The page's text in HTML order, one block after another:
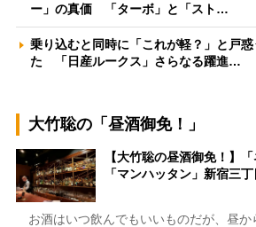
ー」の真価 「ターボ」と「スト…
乗り込むと同時に「これが軽？」と戸
た 「日産ルークス」さらなる躍進…
大竹聡の「昼酒御免！」
【大竹聡の昼酒御免！】
「マンハッタン」新宿三
お酒はいつ飲んでもいいものだが、昼か